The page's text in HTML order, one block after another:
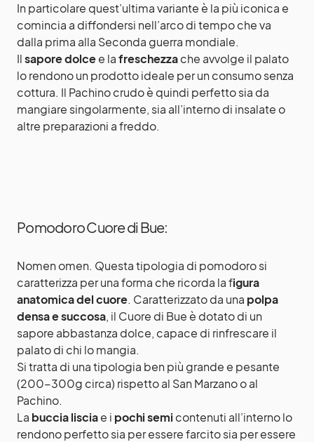
In particolare quest’ultima variante è la più iconica e
comincia a diffondersi nell’arco di tempo che va
dalla prima alla Seconda guerra mondiale.
Ilsapore dolcee lafreschezzache avvolge il palato
lo rendono un prodotto ideale per un consumo senza
cottura. Il Pachino crudo è quindi perfetto sia da
mangiare singolarmente, sia all’interno di insalate o
altre preparazioni a freddo.
Pomodoro Cuore di Bue:
Nomen omen. Questa tipologia di pomodoro si
caratterizza per una forma che ricorda la figura
anatomica del cuore. Caratterizzato da una polpa
densa e succosa, il Cuore di Bue è dotato di un
sapore abbastanza dolce, capace di rinfrescare il
palato di chi lo mangia.
Si tratta di una tipologia ben più grande e pesante
(200-300g circa) rispetto al San Marzano o al
Pachino.
La buccia lisciae i pochi semi contenuti all’interno lo
rendono perfetto sia per essere farcito sia per essere